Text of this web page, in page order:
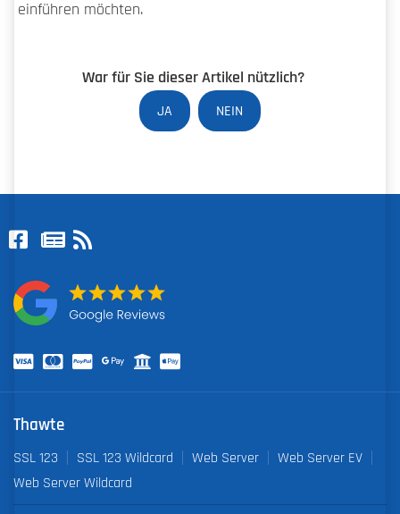
einführen möchten.
War für Sie dieser Artikel nützlich?
JA NEIN
Thawte
SSL 123 SSL 123 Wildcard Web Server
Web Server EV
Web Server Wildcard